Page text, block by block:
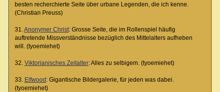
besten recherchierte Seite über urbane Legenden, die ich kenne.
(Christian Preuss)
31.Anonymer Christ: Grosse Seite, die im Rollenspiel häufig
auftretende Missverständnisse bezüglich des Mittelalters aufheben
will. (tyoemiehet)
32. Viktorianisches Zeitalter: Alles zu selbigem. (tyoemiehet)
33. Elfwood : Gigantische Bildergalerie, für jeden was dabei.
(tyoemiehet)